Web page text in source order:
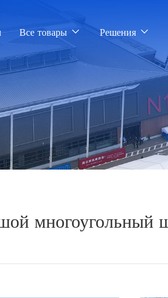
Все товары Решения
многоугольный